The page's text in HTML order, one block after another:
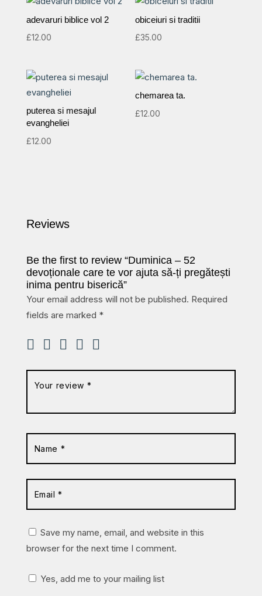
adevaruri biblice vol 2
£12.00
obiceiuri si traditii
£35.00
puterea si mesajul
evangheliei
£12.00
chemarea ta.
£12.00
Reviews
Be the first to review “Duminica – 52
devoționale care te vor ajuta să-ți pregătești
inima pentru biserică”
Your email address will not be published. Required
fields are marked *
Save my name, email, and website in this
browser for the next time I comment.
Yes, add me to your mailing list